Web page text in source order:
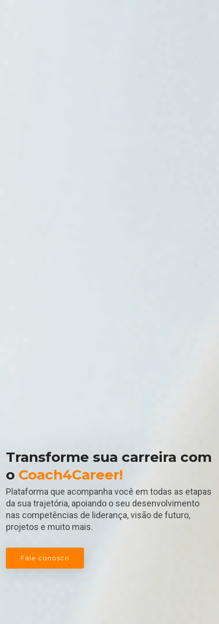
Transforme sua carreira com
o Coach4Career!
Plataforma que acompanha você em todas as etapas
da sua trajetória, apoiando o seu desenvolvimento
nas competências de liderança, visão de futuro,
projetos e muito mais.
Fale conosco